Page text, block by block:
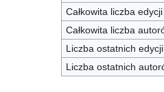
Całkowita liczba edycji
Całkowita liczba
Liczba ostatnich
Liczba ostatnich